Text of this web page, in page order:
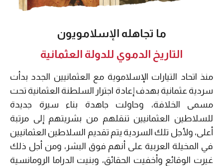
ما تجاهله الإسلامويون
التاريخ الدموي للدولة العثمانية
منذ اتحاد التيارات الإسلاموية مع العثمانيين الجدد بدأت
سردية عثمانية بهدف إعادة اجترار السلطنة العثمانية تحت
مسمى الخلافة، وحاولت جاهدة بناء سيرة جديدة
للسلاطين العثمانيين تنقلهم من بشريتهم إلى مرتبة
أعلى، ولأجل تلك السردية يتم تقديم السلاطين العثمانيين
في المخيلة العربية على أنهم فوق البشر، ومن أجل ذلك
غيرت الوقائع وأخفيت الحقائق، وبنيت الدراما الرومانسية